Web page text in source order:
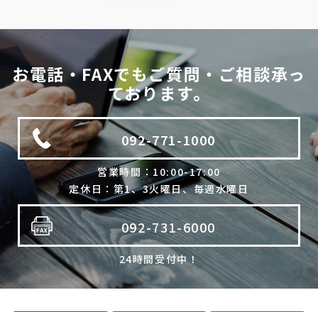
ご本人の同意がある場合
法令に基づく場合
利用目的の範囲内で個人情報の取扱いの全部又は一部を委託
する場合
人の生命、身体又は財産の保護のために必要で、ご本人の同
意を得ることが難しいとき
公衆衛生の向上、児童の健全な育成のために必要で、ご本人
の同意を得ることが難しいとき
国や地方公共団体などに協力する場合で、ご本人の同意を得
ることによって支障を及ぼすおそれがあるとき
合併又は譲渡などの事由による事業の承継に伴って個人情報
を提供する場合で、承継前の利用目的の範囲内で個人情報を
取り扱うとき
4. 個人情報の外部委託
当社は、利用目的の達成に必要な範囲内において、個人情報の取
扱いの全部又は一部を委託する場合があります。委託先の選定に
は厳正な基準を設け、委託先との間で必要な契約を締結し、適切
お電話・FAXでもご質問・ご相談承っ
ております。
092-771-1000
営業時間：10:00-17:00
定休日：第1、3火曜日、毎週水曜日
092-731-6000
24時間受付中！